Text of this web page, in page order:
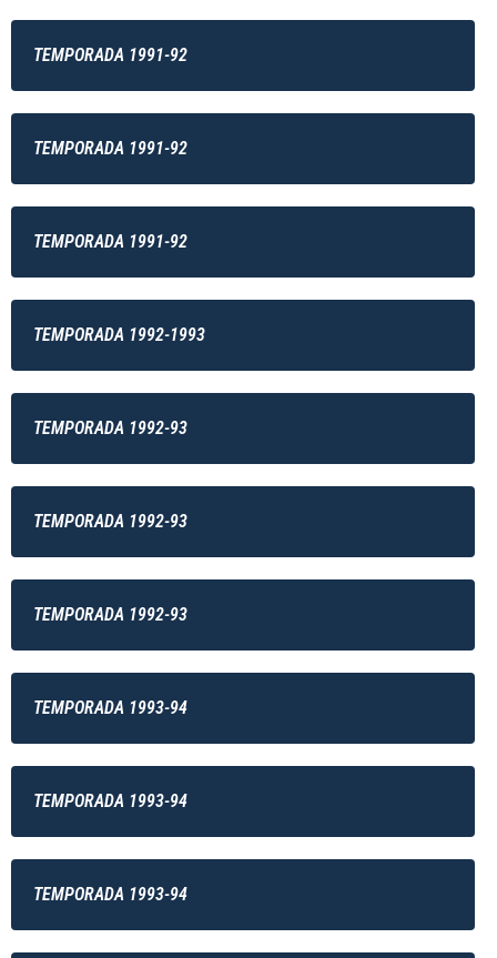
TEMPORADA 1991-92
TEMPORADA 1991-92
TEMPORADA 1991-92
TEMPORADA 1992-1993
TEMPORADA 1992-93
TEMPORADA 1992-93
TEMPORADA 1992-93
TEMPORADA 1993-94
TEMPORADA 1993-94
TEMPORADA 1993-94